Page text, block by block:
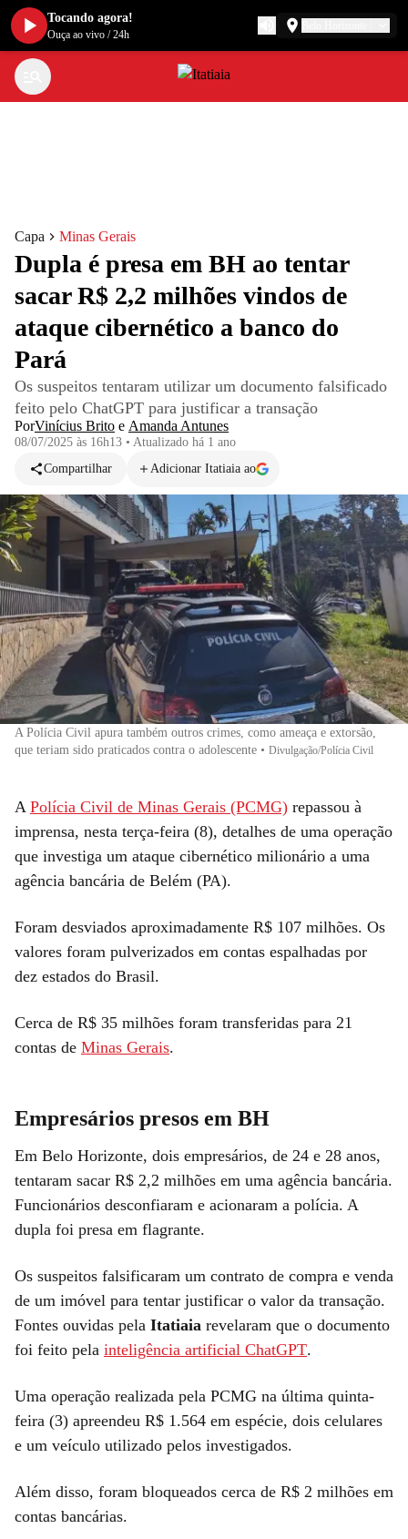
Capa Minas Gerais
Dupla é presa em BH ao tentar
sacar R$ 2,2 milhões vindos de
ataque cibernético a banco do
Pará
Os suspeitos tentaram utilizar um documento falsificado
feito pelo ChatGPT para justificar a transação
PorVinícius Brito e Amanda Antunes
08/07/2025 às 16h13 • Atualizado há 1 ano
Compartilhar
Adicionar Itatiaia ao
A Polícia Civil apura também outros crimes, como ameaça e extorsão,
que teriam sido praticados contra o adolescente • Divulgação/Polícia Civil
A Polícia Civil de Minas Gerais (PCMG) repassou à
imprensa, nesta terça-feira (8), detalhes de uma operação
que investiga um ataque cibernético milionário a uma
agência bancária de Belém (PA).
Foram desviados aproximadamente R$ 107 milhões. Os
valores foram pulverizados em contas espalhadas por
dez estados do Brasil.
Cerca de R$ 35 milhões foram transferidas para 21
contas de Minas Gerais.
Empresários presos em BH
Em Belo Horizonte, dois empresários, de 24 e 28 anos,
tentaram sacar R$ 2,2 milhões em uma agência bancária.
Funcionários desconfiaram e acionaram a polícia. A
dupla foi presa em flagrante.
Os suspeitos falsificaram um contrato de compra e venda
de um imóvel para tentar justificar o valor da transação.
Fontes ouvidas pela Itatiaia revelaram que o documento
foi feito pela inteligência artificial ChatGPT.
Uma operação realizada pela PCMG na última quinta-
feira (3) apreendeu R$ 1.564 em espécie, dois celulares
e um veículo utilizado pelos investigados.
Além disso, foram bloqueados cerca de R$ 2 milhões em
contas bancárias.
Tocando agora!
Ouça ao vivo /24h